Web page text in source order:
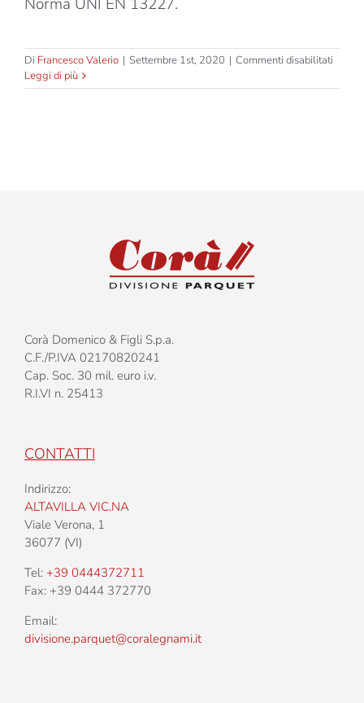
Di Francesco Valerio | Settembre 1st, 2020 | Commenti disabilitati
–
Leggi di più
Corà Domenico & Figli S.p.a.
C.F./P.IVA 02170820241
Cap. Soc. 30 mil. euro i.v.
R.I.VI n. 25413
CONTATTI
Indirizzo:
ALTAVILLA VIC.NA
Viale Verona, 1
36077 (VI)
Tel: +39 0444372711
Fax: +39 0444 372770
Email:
divisione.parquet@coralegnami.it